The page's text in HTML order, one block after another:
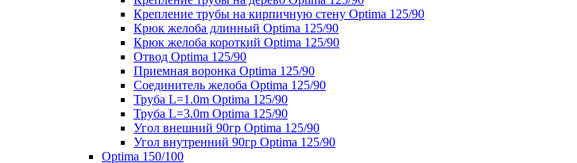
Крепление трубы на кирпичную стену Optima 125/90
Крюк желоба длинный Optima 125/90
Крюк желоба короткий Optima 125/90
Отвод Optima 125/90
Приемная воронка Optima 125/90
Соединитель желоба Optima 125/90
Труба L=1.0m Optima 125/90
Труба L=3.0m Optima 125/90
Угол внешний 90гр Optima 125/90
Угол внутренний 90гр Optima 125/90
Optima 150/100